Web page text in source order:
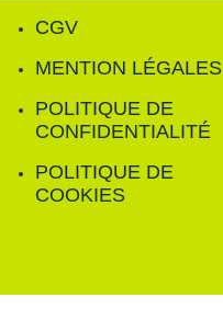
CGV
MENTION LÉGALES
POLITIQUE DE
CONFIDENTIALITÉ
POLITIQUE DE
COOKIES